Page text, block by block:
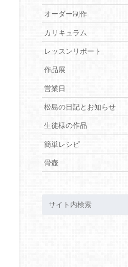
オーダー制作
カリキュラム
レッスンリポート
作品展
営業日
松島の日記とお知らせ
生徒様の作品
簡単レシピ
骨壺